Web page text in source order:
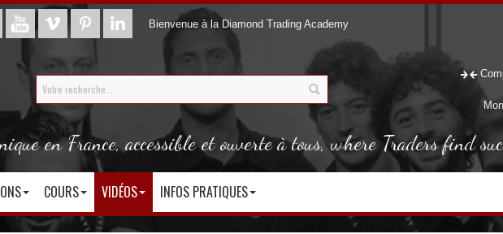
Bienvenue à la Diamond Trading Academy
en France, accessible et ouverte à tous, where Traders find
COURS VIDÉOS INFOS PRATIQUES